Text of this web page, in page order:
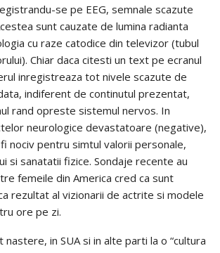
se pe EEG, semnale scazute
sunt cauzate de lumina radianta
cu raze catodice din televizor (tubul
Chiar daca citesti un text pe ecranul
inregistreaza tot nivele scazute de
indiferent de continutul prezentat,
rand opreste sistemul nervos. In
neurologice devastatoare (negative),
nociv pentru simtul valorii personale,
si sanatatii fizice. Sondaje recente au
femeile din America cred ca sunt
rezultat al vizionarii de actrite si modele
ore pe zi.
nastere, in SUA si in alte parti la o “cultura